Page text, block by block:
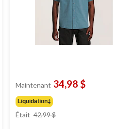
Maintenant 34,98 $
Liquidation‡
Était 42,99 $